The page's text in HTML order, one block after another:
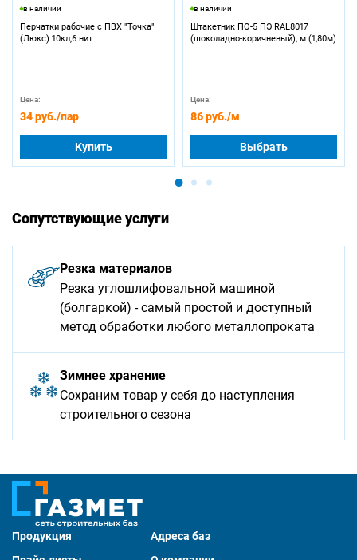
в наличии
Перчатки рабочие с ПВХ "Точка"
(Люкс) 10кл,6 нит
Цена:
34 руб./пар
Купить
в наличии
Штакетник ПО-5 ПЭ RAL8017
(шоколадно-коричневый), м (1,80м)
Цена:
86 руб./м
Выбрать
Сопутствующие услуги
Резка материалов
Резка углошлифовальной машиной
(болгаркой) - самый простой и доступный
метод обработки любого металлопроката
Зимнее хранение
Сохраним товар у себя до наступления
строительного сезона
Продукция
Адреса баз